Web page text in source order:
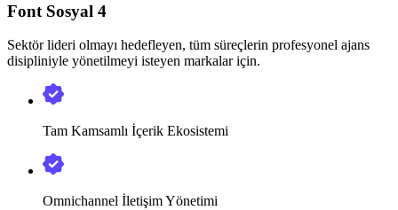
Font Sosyal 4
Sektör lideri olmayı hedefleyen, tüm süreçlerin profesyonel ajans
disipliniyle yönetilmeyi isteyen markalar için.
Tam Kamsamlı İçerik Ekosistemi
Omnichannel İletişim Yönetimi